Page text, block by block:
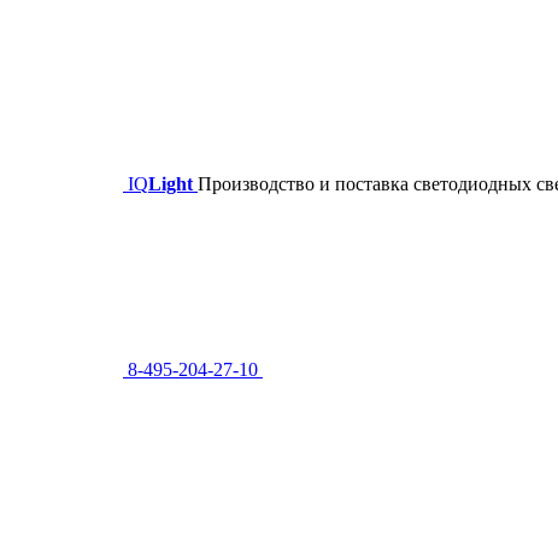
IQLight Производство и поставка светодиодных
8-495-204-27-10